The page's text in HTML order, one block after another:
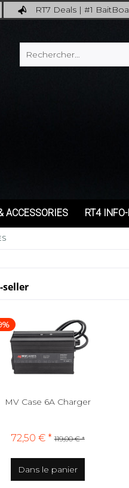
RT7 Deals | #1
ACCESSORIES RT4
seller
MV Case 6A Charger
72,50 € * 119,00 € *
Dans le panier